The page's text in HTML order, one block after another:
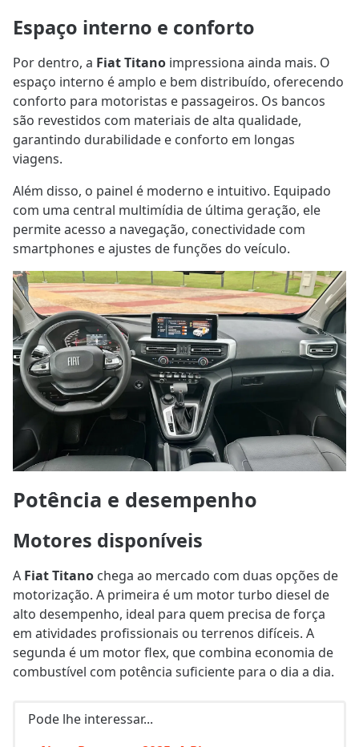
Espaço interno e conforto
Por dentro, a Fiat Titano impressiona ainda mais. O
espaço interno é amplo e bem distribuído, oferecendo
conforto para motoristas e passageiros. Os bancos
são revestidos com materiais de alta qualidade,
garantindo durabilidade e conforto em longas
viagens.
Além disso, o painel é moderno e intuitivo. Equipado
com uma central multimídia de última geração, ele
permite acesso a navegação, conectividade com
smartphones e ajustes de funções do veículo.
Potência e desempenho
Motores disponíveis
A Fiat Titano chega ao mercado com duas opções de
motorização. A primeira é um motor turbo diesel de
alto desempenho, ideal para quem precisa de força
em atividades profissionais ou terrenos difíceis. A
segunda é um motor flex, que combina economia de
combustível com potência suficiente para o dia a dia.
Pode lhe interessar...